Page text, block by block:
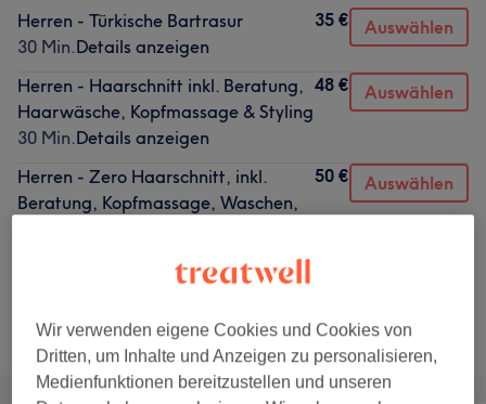
Herren - Türkische Bartrasur
30 Min.Details anzeigen
35 € Auswählen
Herren - Haarschnitt inkl. Beratung,
Haarwäsche, Kopfmassage & Styling
30 Min.Details anzeigen
48 € Auswählen
Herren - Zero Haarschnitt, inkl.
Beratung, Kopfmassage, Waschen,
50 € Auswählen
Nicht gefunden wonach du gesucht hast?
Alle Services
Wir verwenden eigene Cookies und Cookies von
Dritten, um Inhalte und Anzeigen zu personalisieren,
Medienfunktionen bereitzustellen und unseren